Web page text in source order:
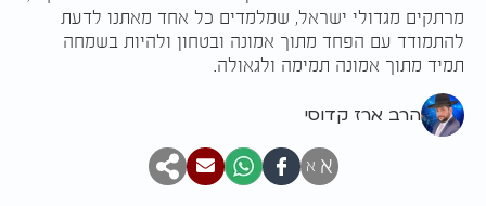
מרתקים מגדולי ישראל, שמלמדים כל אחד מאתנו לדעת
להתמודד עם הפחד מתוך אמונה ובטחון ולהיות בשמחה
תמיד מתוך אמונה תמימה ולגאולה.
הרב ארז קדוסי
א א